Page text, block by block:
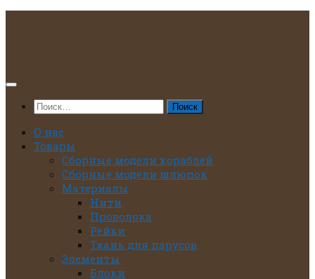
Найти:
О нас
Товары
Сборные модели кораблей
Сборные модели шлюпок
Материалы
Нити
Проволока
Рейки
Ткань для парусов
Элементы
Блоки